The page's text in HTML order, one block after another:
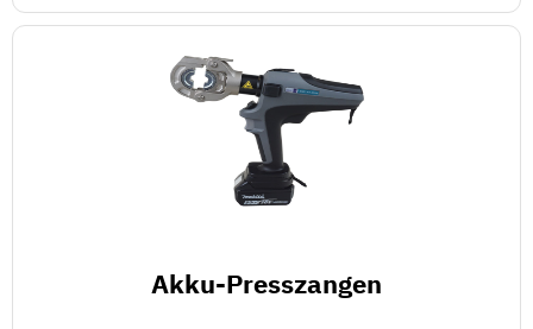
Akku-Presszangen